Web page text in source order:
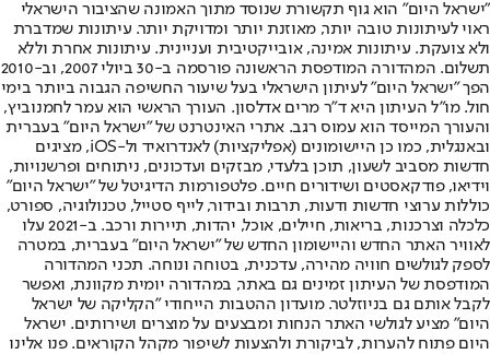
"ישראל היום" הוא גוף תקשורת שנוסד מתוך האמונה שהציבור הישראלי
ראוי לעיתונות טובה יותר, מאוזנת יותר ומדויקת יותר. עיתונות שמדברת
ולא צועקת. עיתונות אמינה, אובייקטיבית ועניינית. עיתונות אחרת וללא
תשלום. המהדורה המודפסת הראשונה פורסמה ב-30 ביולי 2007, וב-2010
הפך "ישראל היום" לעיתון הישראלי בעל שיעור החשיפה הגבוה ביותר בימי
חול. מו"ל העיתון היא ד"ר מרים אדלסון. העורך הראשי הוא עמר לחמנוביץ,
והעורך המייסד הוא עמוס רגב. אתרי האינטרנט של "ישראל היום" בעברית
ובאנגלית, כמו כן היישומונים (אפליקציות) לאנדרואיד ול-iOS, מציגים
חדשות מסביב לשעון, תוכן בלעדי, מבזקים ועדכונים, ניתוחים ופרשנויות,
וידיאו, פודקאסטים ושידורים חיים. פלטפורמות הדיגיטל של "ישראל היום"
כוללות ערוצי חדשות ודעות, תרבות ובידור, לייף סטייל, טכנולוגיה, ספורט,
כלכלה וצרכנות, בריאות, חיילים, אוכל, יהדות, תיירות ורכב. ב-2021 עלו
לאוויר האתר החדש והיישומון החדש של "ישראל היום" בעברית, במטרה
לספק לגולשים חוויה מהירה, עדכנית, בטוחה ונוחה. תכני המהדורה
המודפסת של העיתון זמינים גם באתר, במהדורה יומית מקוונת, ואפשר
לקבל אותם גם בניוזלטר. מועדון ההטבות הייחודי "הקליקה של ישראל
היום" מציע לגולשי האתר הנחות ומבצעים על מוצרים ושירותים. ישראל
היום פתוח להערות, לביקורת ולהצעות לשיפור מקהל הקוראים. פנו אלינו